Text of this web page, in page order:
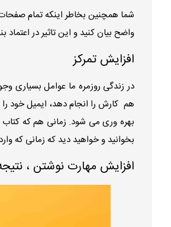
شما همچنین بخاطر اینکه تمام
واضح بیان کنید و این تاثیر در
افزایش تمرکز
هم کارش را انجام دهد، ایمیل خود
بخوانید و خواهید دید که زمانی که
افزایش مهارت نوشتن ،